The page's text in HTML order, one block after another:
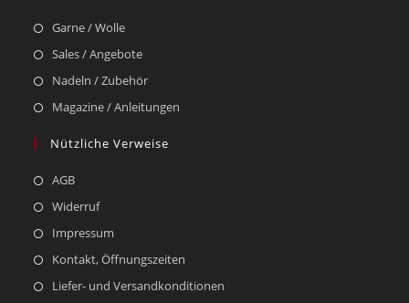
Garne / Wolle
Sales / Angebote
Nadeln / Zubehör
Magazine / Anleitungen
Nützliche Verweise
AGB
Widerruf
Impressum
Kontakt, Öffnungszeiten
Liefer- und Versandkonditionen